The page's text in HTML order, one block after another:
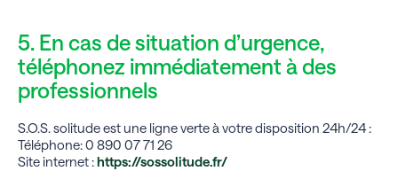
5. En cas de situation d’urgence,
téléphonez immédiatement à des
professionnels
S.O.S. solitude est une ligne verte à votre disposition 24h/24 :
Téléphone: 0 890 07 71 26
Site internet :https://sossolitude.fr/